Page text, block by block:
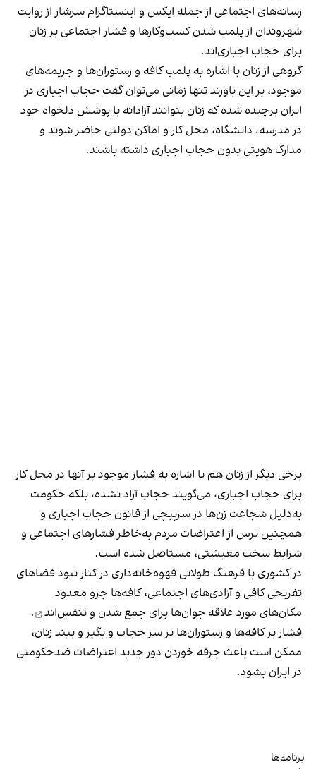
رسانه‎‌های اجتماعی از جمله ایکس و اینستاگرام سرشار از روایت
شهروندان از پلمب شدن کسب‌وکارها و فشار اجتماعی بر زنان
برای حجاب اجباری‌اند.
گروهی از زنان با اشاره به پلمب کافه و رستوران‌ها و جریمه‌های
موجود، بر این باورند تنها زمانی می‌توان گفت حجاب اجباری در
ایران برچیده شده که زنان بتوانند آزادانه با پوشش دلخواه خود
در مدرسه، دانشگاه، محل کار و اماکن دولتی حاضر شوند و
مدارک هویتی بدون حجاب اجباری داشته باشند.
برخی دیگر از زنان هم با اشاره به فشار موجود بر آنها در محل کار
برای حجاب اجباری، می‌گویند حجاب آزاد نشده، بلکه حکومت
به‌دلیل شجاعت زن‌ها در سرپیچی از قانون حجاب اجباری و
همچنین ترس از اعتراضات مردم به‌خاطر فشارهای اجتماعی و
شرایط سخت معیشتی، مستاصل شده است.
در کشوری با فرهنگ طولانی قهوه‌‌خانه‌داری در کنار نبود فضاهای
تفریحی کافی و آزادی‌های اجتماعی، کافه‌ها جزو معدود
مکان‌های مورد علاقه جوان‌ها برای جمع شدن و تنفس‌اند
.
فشار بر کافه‌ها و رستوران‌ها بر سر حجاب و بگیر و ببند زنان،
ممکن است باعث جرقه خوردن دور جدید اعتراضات ضدحکومتی
در ایران بشود.
برنامه‌ها